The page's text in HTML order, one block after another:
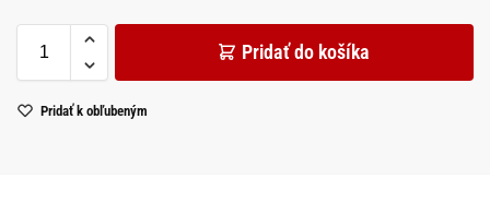
Pridať do košíka
Pridať k obľubeným